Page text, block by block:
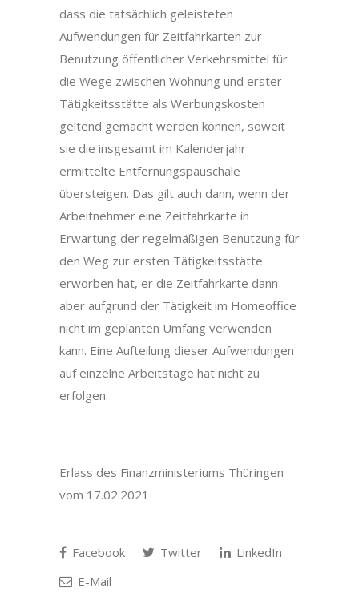
dass die tatsächlich geleisteten
Aufwendungen für Zeitfahrkarten zur
Benutzung öffentlicher Verkehrsmittel für
die Wege zwischen Wohnung und erster
Tätigkeitsstätte als Werbungskosten
geltend gemacht werden können, soweit
sie die insgesamt im Kalenderjahr
ermittelte Entfernungspauschale
übersteigen. Das gilt auch dann, wenn der
Arbeitnehmer eine Zeitfahrkarte in
Erwartung der regelmäßigen Benutzung für
den Weg zur ersten Tätigkeitsstätte
erworben hat, er die Zeitfahrkarte dann
aber aufgrund der Tätigkeit im Homeoffice
nicht im geplanten Umfang verwenden
kann. Eine Aufteilung dieser Aufwendungen
auf einzelne Arbeitstage hat nicht zu
erfolgen.
Erlass des Finanzministeriums Thüringen
vom 17.02.2021
Facebook Twitter
LinkedIn
E-Mail